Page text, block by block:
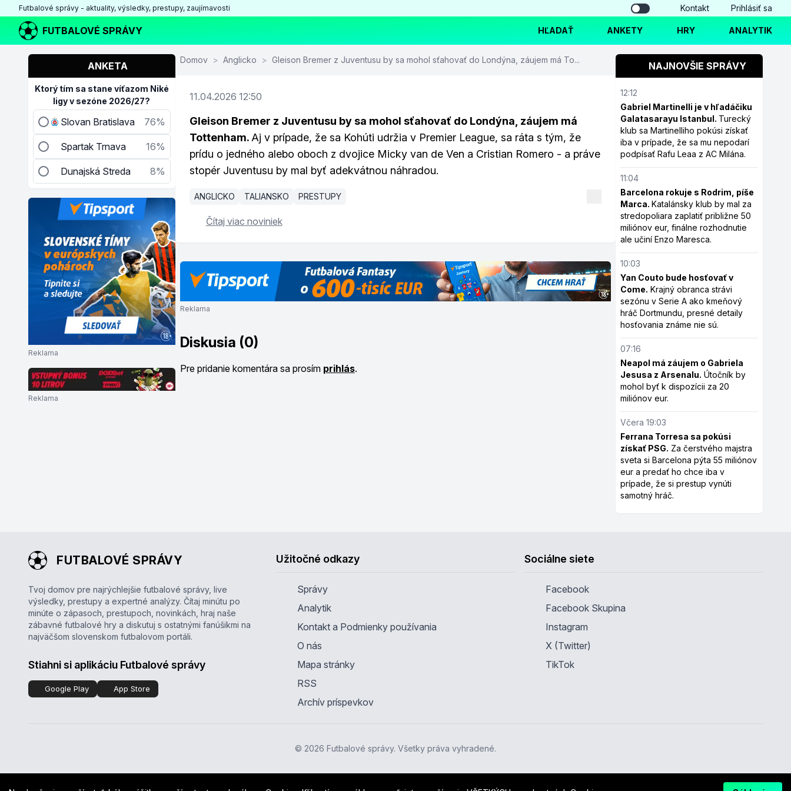
Futbalové správy - aktuality, výsledky, prestupy, zaujímavosti Kontakt Prihlásiť sa
FUTBALOVÉ SPRÁVY HĽADAŤ ANKETY HRY ANALYTIK
ANKETA
Ktorý tím sa stane víťazom Niké
ligy v sezóne 2026/27?
Slovan Bratislava 76%
Spartak Trnava 16%
Dunajská Streda 8%
Reklama
Reklama
Domov > Anglicko > Gleison Bremer z Juventusu by sa mohol sťahovať do Londýna, záujem má To...
11.04.2026 12:50
Gleison Bremer z Juventusu by sa mohol sťahovať do Londýna, záujem má
Tottenham. Aj v prípade, že sa Kohúti udržia v Premier League, sa ráta s tým, že
prídu o jedného alebo oboch z dvojice Micky van de Ven a Cristian Romero - a práve
stopér Juventusu by mal byť adekvátnou náhradou.
ANGLICKO TALIANSKO PRESTUPY
Čítaj viac noviniek
Reklama
Diskusia (0)
Pre pridanie komentára sa prosím prihlás.
NAJNOVŠIE SPRÁVY
12:12
Gabriel Martinelli je v hľadáčiku
Galatasarayu Istanbul. Turecký
klub sa Martinelliho pokúsi získať
iba v prípade, že sa mu nepodarí
podpísať Rafu Leaa z AC Milána.
11:04
Barcelona rokuje s Rodrim, píše
Marca.Katalánsky klub by mal za
stredopoliara zaplatiť približne 50
miliónov eur, finálne rozhodnutie
ale učiní Enzo Maresca.
10:03
Yan Couto bude hosťovať v
Come. Krajný obranca strávi
sezónu v Serie A ako kmeňový
hráč Dortmundu, presné detaily
hosťovania známe nie sú.
07:16
Neapol má záujem o Gabriela
Jesusa z Arsenalu. Útočník by
mohol byť k dispozícii za 20
miliónov eur.
Včera 19:03
Ferrana Torresa sa pokúsi
získať PSG. Za čerstvého majstra
sveta si Barcelona pýta 55 miliónov
eur a predať ho chce iba v
prípade, že si prestup vynúti
samotný hráč.
FUTBALOVÉ SPRÁVY
Tvoj domov pre najrýchlejšie futbalové správy, live
výsledky, prestupy a expertné analýzy. Čítaj minútu po
minúte o zápasoch, prestupoch, novinkách, hraj naše
zábavné futbalové hry a diskutuj s ostatnými fanúšikmi na
najväčšom slovenskom futbalovom portáli.
Stiahni si aplikáciu Futbalové správy
Google Play App Store
Užitočné odkazy
Správy
Analytik
Kontakt a Podmienky používania
O nás
Mapa stránky
RSS
Archív príspevkov
Sociálne siete
Facebook
Facebook Skupina
Instagram
X (Twitter)
TikTok
© 2026 Futbalové správy. Všetky práva vyhradené.